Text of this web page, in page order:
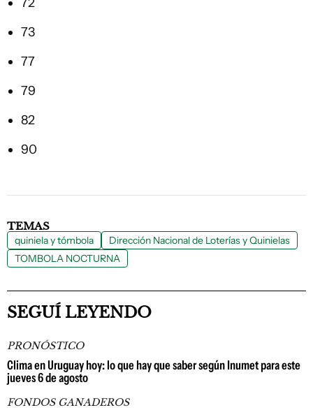
73
77
79
82
90
TEMAS
quiniela y tómbola
Dirección Nacional de Loterías y Quinielas
TOMBOLA NOCTURNA
SEGUÍ LEYENDO
PRONÓSTICO
Clima en Uruguay hoy: lo que hay que saber según Inumet para este
jueves 6 de agosto
FONDOS GANADEROS